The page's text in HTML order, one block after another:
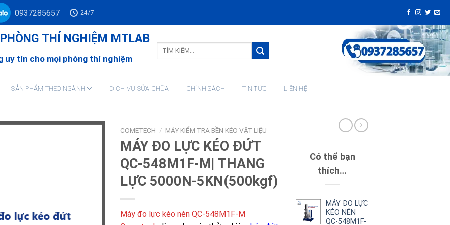
0937285657 24/7
THÍ NGHIỆM MTLAB
tín cho mọi phòng thí nghiệm
Tìm
SẢN PHẨM THEO NGÀNH DỊCH VỤ SỬA CHỮA CHÍNH SÁCH TIN TỨC LIÊN HỆ
COMETECH / MÁY KIỂM TRA BỀN KÉO VẬT LIỆU
MÁY ĐO LỰC KÉO ĐỨT
QC-548M1F-M| THANG
LỰC 5000N-5KN(500kgf)
Máy đo lực kéo nén QC-548M1F-M
Có thể bạn
thích…
MÁY ĐO LỰC
KÉO NÉN
QC-548M1F-